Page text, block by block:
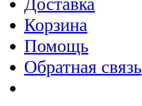
Корзина
Помощь
Обратная связь